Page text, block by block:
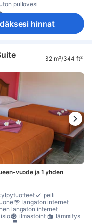
pullovesi
ilmastointi hinnat
32 m²/344 ft²
vuode ja 1 yhden
peili
langaton internet
langaton internet
ilmastointi
lämmitys